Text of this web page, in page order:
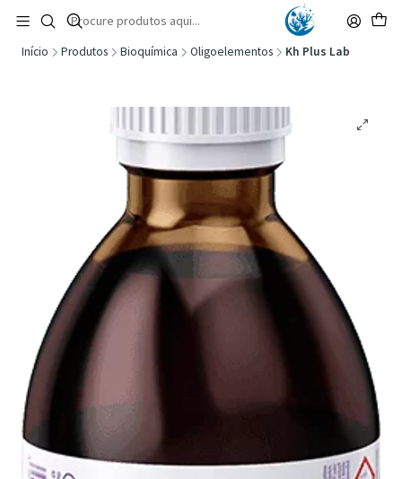
🚚 Portugal Continental: Portes Grátis desde 149,90€ (Envio extresso: 14,90€)
Ler mais
Início Produtos Bioquímica Oligoelementos Kh Plus Lab